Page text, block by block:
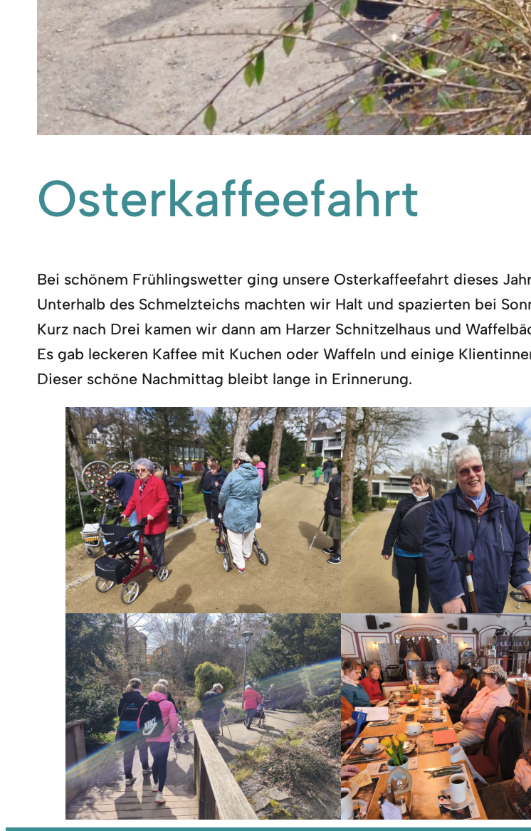
Osterkaffeefahrt
Bei schönem Frühlingswetter ging unsere Osterkaffeefahrt dieses
Unterhalb des Schmelzteichs machten wir Halt und spazierten bei
Kurz nach Drei kamen wir dann am Harzer Schnitzelhaus und
Es gab leckeren Kaffee mit Kuchen oder Waffeln und einige
Dieser schöne Nachmittag bleibt lange in Erinnerung.